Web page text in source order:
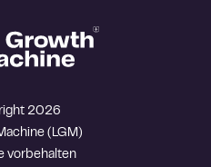
2026
(LGM)
vorbehalten